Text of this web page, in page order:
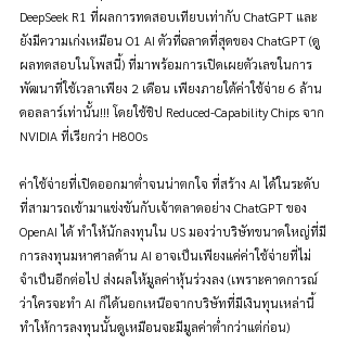
DeepSeek R1 ที่ผลการทดสอบเทียบเท่ากับ ChatGPT และ
ยังมีความเก่งเหมือน O1 AI ตัวที่ฉลาดที่สุดของ ChatGPT (ดู
ผลทดสอบในโพสนี้) ที่มาพร้อมการเปิดเผยตัวเลขในการ
พัฒนาที่ใช้เวลาเพียง 2 เดือน เพียงภายใต้ค่าใช้จ่าย 6 ล้าน
ดอลลาร์เท่านั้น!!! โดยใช้ชิป Reduced-Capability Chips จาก
NVIDIA ที่เรียกว่า H800s
ค่าใช้จ่ายที่เปิดออกมาต่ำจนน่าตกใจ ที่สร้าง AI ได้ในระดับ
ที่สามารถเข้ามาแข่งขันกับเจ้าตลาดอย่าง ChatGPT ของ
OpenAI ได้ ทำให้นักลงทุนใน US มองว่าบริษัทขนาดใหญ่ที่มี
การลงทุนมหาศาลด้าน AI อาจเป็นเพียงแค่ค่าใช้จ่ายที่ไม่
จำเป็นอีกต่อไป ส่งผลให้มูลค่าหุ้นร่วงลง (เพราะคาดการณ์
ว่าใครจะทำ AI ก็ได้นอกเหนือจากบริษัทที่มีเงินทุนเหล่านี้
ทำให้การลงทุนนั้นดูเหมือนจะมีมูลค่าต่ำกว่าแต่ก่อน)